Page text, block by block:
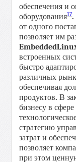
обеспеченияи
оборудования17.
от одного
позволяет им
Embedded
встроенных
быстро
различных
обеспечивая
продуктов.В
бизнесу в сфере
стратегию
затрат и
позволяет
при этом